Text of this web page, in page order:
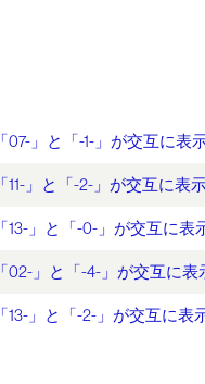
」と「-1-」が交互に表
」と「-2-」が交互に表
」と「-0-」が交互に表
」と「-4-」が交互に表
」と「-2-」が交互に表